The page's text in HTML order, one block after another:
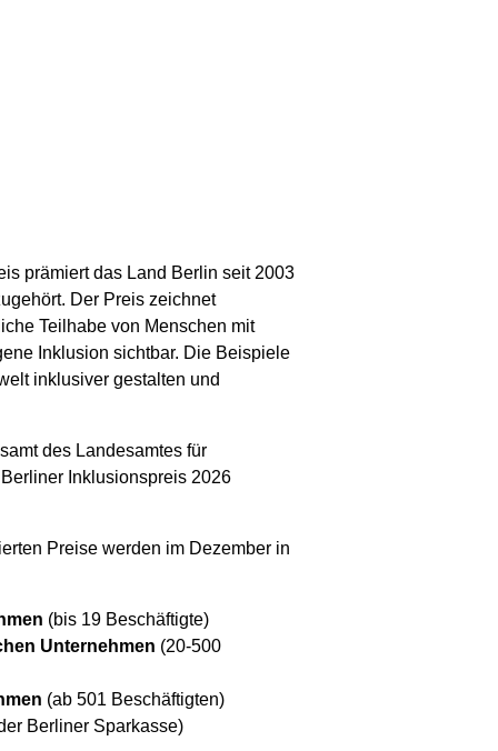
prämiert das Land Berlin seit 2003
Der Preis zeichnet
Teilhabe von Menschen mit
Inklusion sichtbar. Die Beispiele
inklusiver gestalten und
des Landesamtes für
Inklusionspreis 2026
Preise werden im Dezember in
(bis 19 Beschäftigte)
Unternehmen (20-500
(ab 501 Beschäftigten)
Berliner Sparkasse)